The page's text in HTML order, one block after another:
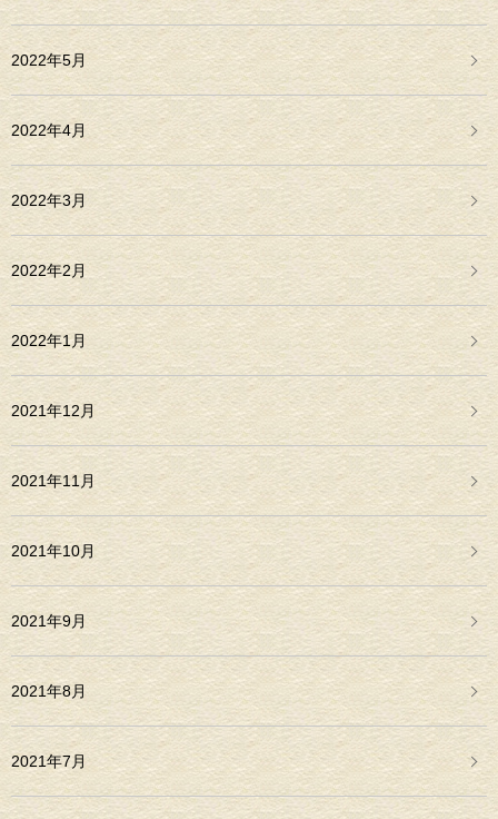
2022年5月
2022年4月
2022年3月
2022年2月
2022年1月
2021年12月
2021年11月
2021年10月
2021年9月
2021年8月
2021年7月